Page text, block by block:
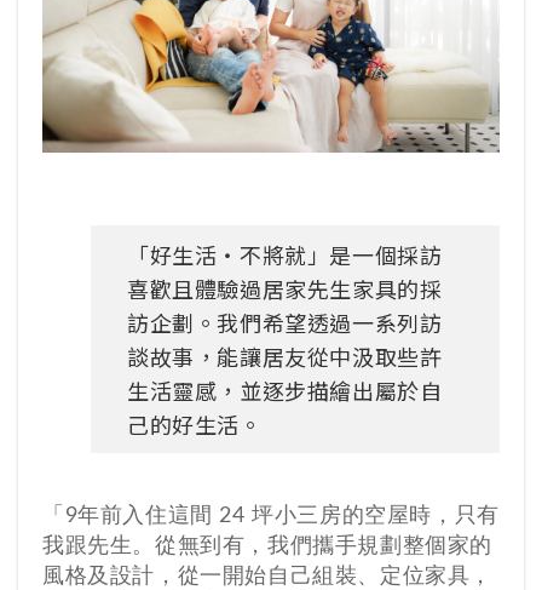
「好生活・不將就」是一個採訪
喜歡且體驗過居家先生家具的採
訪企劃。我們希望透過一系列訪
談故事，能讓居友從中汲取些許
生活靈感，並逐步描繪出屬於自
己的好生活。
「9年前入住這間 24 坪小三房的空屋時，只有
我跟先生。從無到有，我們攜手規劃整個家的
風格及設計，從一開始自己組裝、定位家具，